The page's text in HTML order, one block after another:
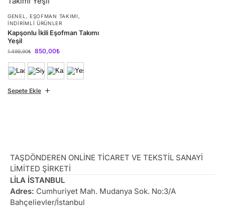
GENEL , EŞOFMAN TAKIMI ,
İNDIRIMLI ÜRÜNLER
Kapşonlu İkili Eşofman Takımı
Yeşil
1.499,90₺ 850,00₺
Sepete Ekle
TAŞDÖNDEREN ONLİNE TİCARET VE TEKSTİL SANAYİ
LİMİTED ŞİRKETİ
LİLA İSTANBUL
Adres: Cumhuriyet Mah. Mudanya Sok. No:3/A
Bahçelievler/İstanbul